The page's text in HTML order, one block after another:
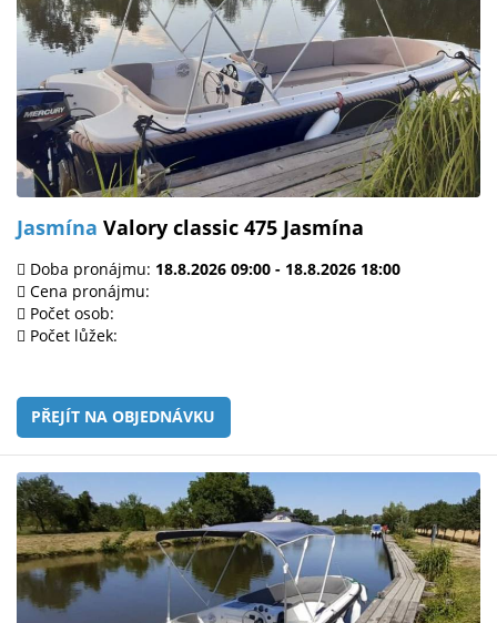
Jasmína Valory classic 475 Jasmína
Doba pronájmu: 18.8.2026 09:00 - 18.8.2026 18:00
Cena pronájmu:
Počet osob:
Počet lůžek:
PŘEJÍT NA OBJEDNÁVKU